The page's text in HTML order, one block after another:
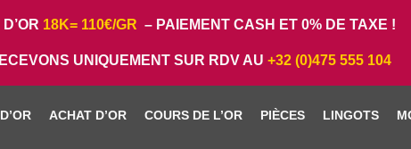
18K= 110€/GR – PAIEMENT CASH ET 0% DE TAXE !
UNIQUEMENT SUR RDV AU +32 (0)475 555 104
ACHAT D’OR COURS DE L’OR PIÈCES LINGOTS